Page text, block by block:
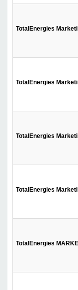
TotalEnergies
TotalEnergies
TotalEnergies
TotalEnergies
TotalEnergies